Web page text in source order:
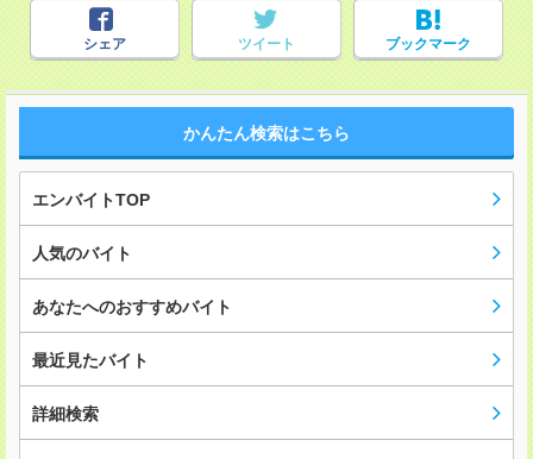
シェア ツイート ブックマーク
かんたん検索はこちら
エンバイトTOP
人気のバイト
あなたへのおすすめバイト
最近見たバイト
詳細検索